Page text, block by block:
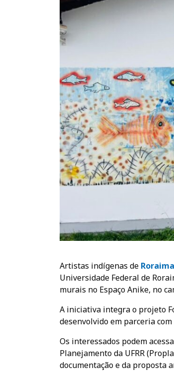
Artistas indígenas de Roraima
Universidade Federal de
murais no Espaço Anike, no
A iniciativa integra o projeto
desenvolvido em parceria
Os interessados podem
Planejamento da UFRR
documentação e da proposta